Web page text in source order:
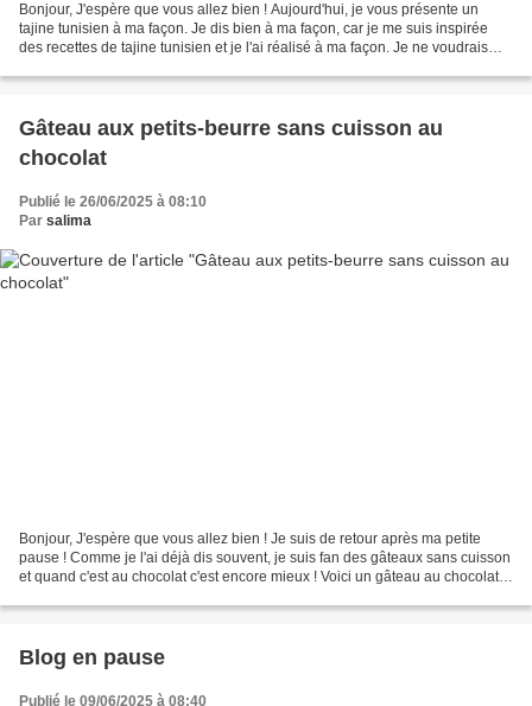
Bonjour, J'espère que vous allez bien ! Aujourd'hui, je vous présente un
tajine tunisien à ma façon. Je dis bien à ma façon, car je me suis inspirée
des recettes de tajine tunisien et je l'ai réalisé à ma façon. Je ne voudrais
Gâteau aux petits-beurre sans cuisson au
chocolat
Publié le 26/06/2025 à 08:10
Par salima
Bonjour, J'espère que vous allez bien ! Je suis de retour après ma petite
pause ! Comme je l'ai déjà dis souvent, je suis fan des gâteaux sans cuisson
et quand c'est au chocolat c'est encore mieux ! Voici un gâteau au chocolat
Blog en pause
Publié le 09/06/2025 à 08:40